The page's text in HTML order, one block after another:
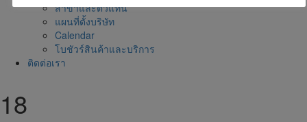
สาขาและตัวแทน
แผนที่ตั้งบริษัท
Calendar
โบชัวร์สินค้าและบริการ
ติดต่อเรา
18